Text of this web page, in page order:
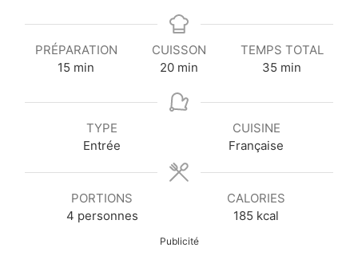
PRÉPARATION
15 m
n
s
min
CUISSON
20m
n
s
min
TEMPS TOTAL
35 m
n
t
e
s
min
TYPE
Entrée
CUISINE
Française
PORTIONS
4 personnes
CALORIES
185 kcal
Publicité